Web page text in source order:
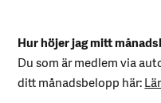
Hur höjer jag mitt
Du som är medlem via
ditt månadsbelopp här: